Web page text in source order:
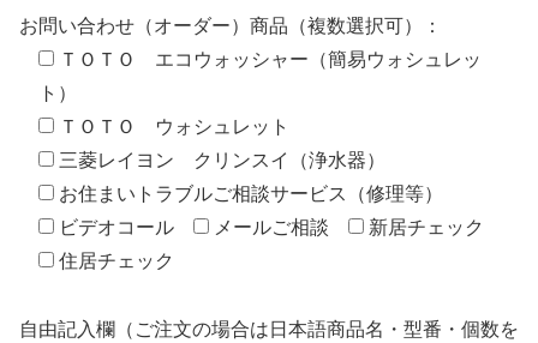
お問い合わせ（オーダー）商品（複数選択可）：
ＴＯＴＯ エコウォッシャー（簡易ウォシュレッ
ト）
ＴＯＴＯ ウォシュレット
三菱レイヨン クリンスイ（浄水器）
お住まいトラブルご相談サービス（修理等）
ビデオコール
メールご相談
新居チェック
住居チェック
自由記入欄（ご注文の場合は日本語商品名・型番・個数を